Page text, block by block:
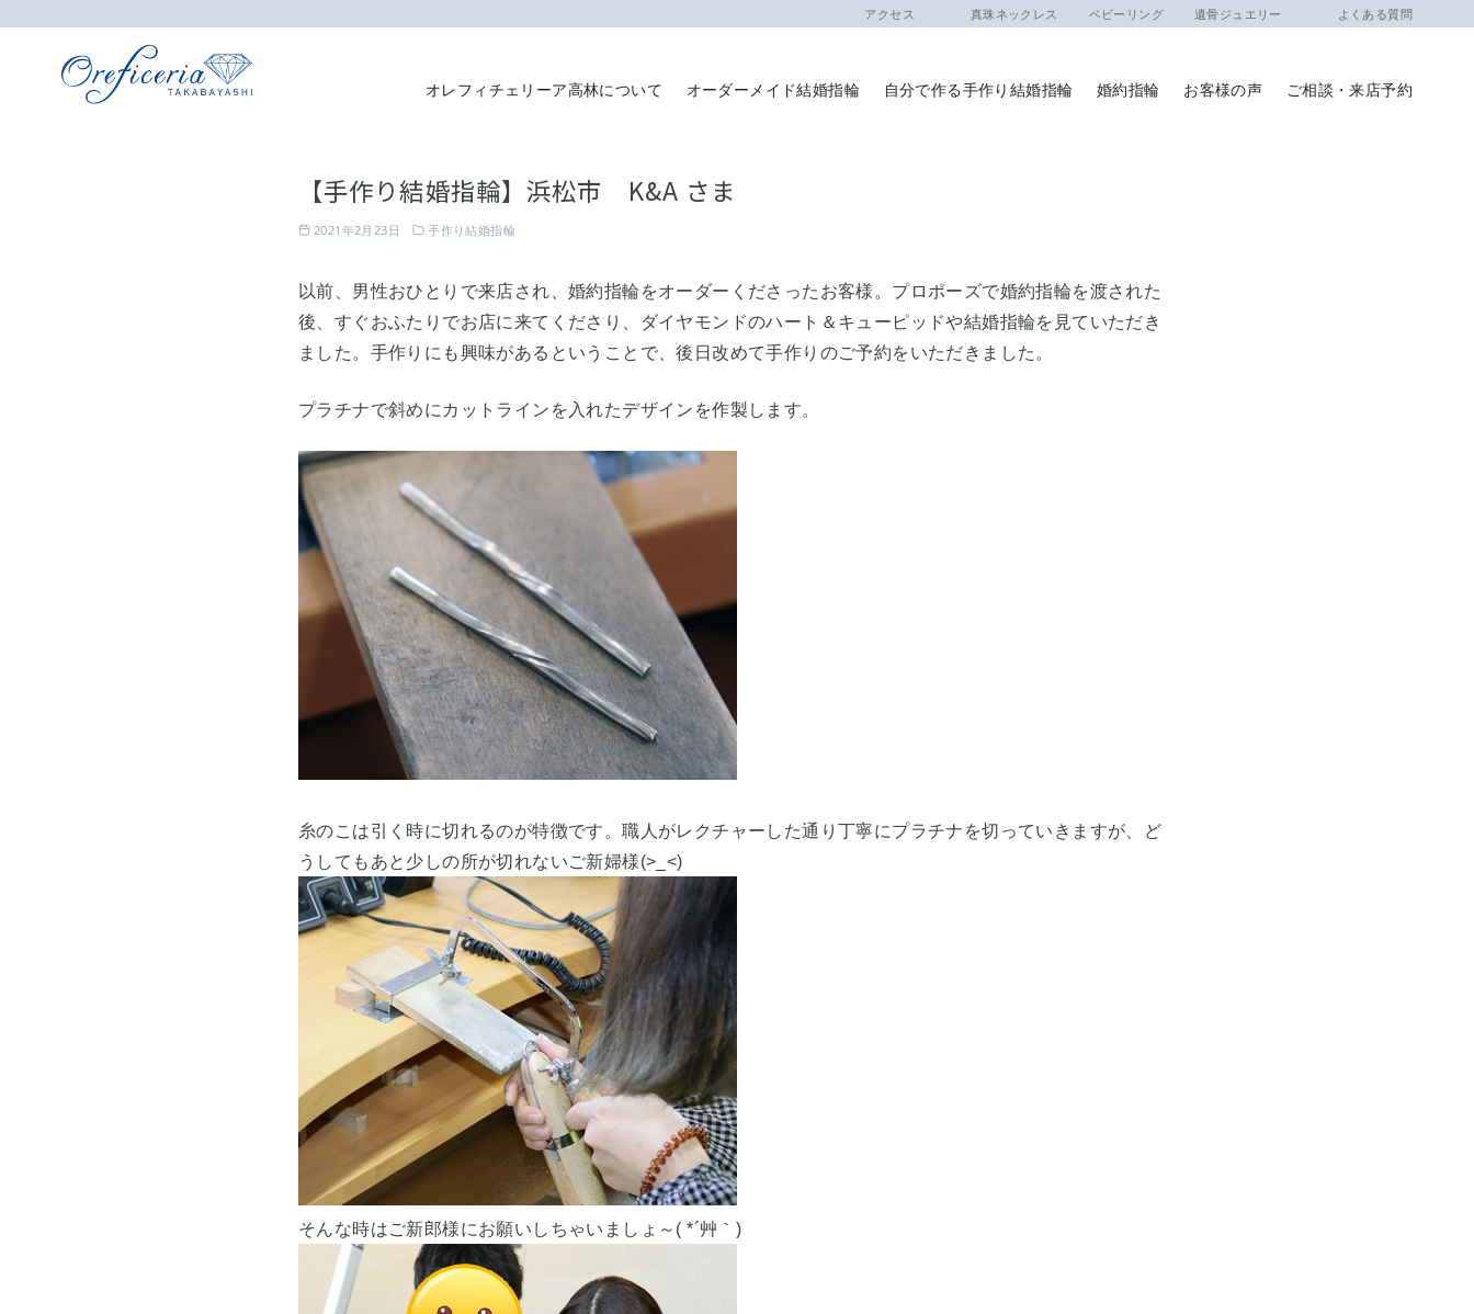
アクセス 真珠ネックレス ベビーリング 遺骨ジュエリー よくある質問
オレフィチェリーア高林について オーダーメイド結婚指輪 自分で作る手作り結婚指輪 婚約指輪 お客様の声 ご相談・来店予約
【手作り結婚指輪】浜松市 K&A さま
2021年2月23日 手作り結婚指輪
以前、男性おひとりで来店され、婚約指輪をオーダーくださったお客様。プロポーズで婚約指輪を渡された
後、すぐおふたりでお店に来てくださり、ダイヤモンドのハート＆キューピッドや結婚指輪を見ていただき
ました。手作りにも興味があるということで、後日改めて手作りのご予約をいただきました。
プラチナで斜めにカットラインを入れたデザインを作製します。
糸のこは引く時に切れるのが特徴です。職人がレクチャーした通り丁寧にプラチナを切っていきますが、ど
うしてもあと少しの所が切れないご新婦様(>_<)
そんな時はご新郎様にお願いしちゃいましょ～( *´艸｀)